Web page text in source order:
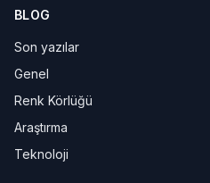
BLOG
Son yazılar
Genel
Renk Körlüğü
Araştırma
Teknoloji